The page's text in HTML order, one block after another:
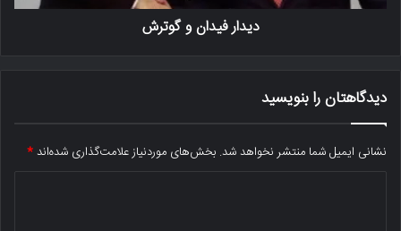
دیدار فیدان و گوترش
دیدگاهتان را بنویسید
نشانی ایمیل شما منتشر نخواهد شد. بخش‌های موردنیاز علامت‌گذاری شده‌اند*